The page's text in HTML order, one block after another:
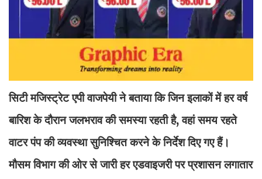
सिटी मजिस्ट्रेट एपी वाजपेयी ने बताया कि जिन इलाकों में हर वर्ष
बारिश के दौरान जलभराव की समस्या रहती है, वहां समय रहते
वाटर पंप की व्यवस्था सुनिश्चित करने के निर्देश दिए गए हैं।
मौसम विभाग की ओर से जारी हर एडवाइजरी पर प्रशासन लगातार